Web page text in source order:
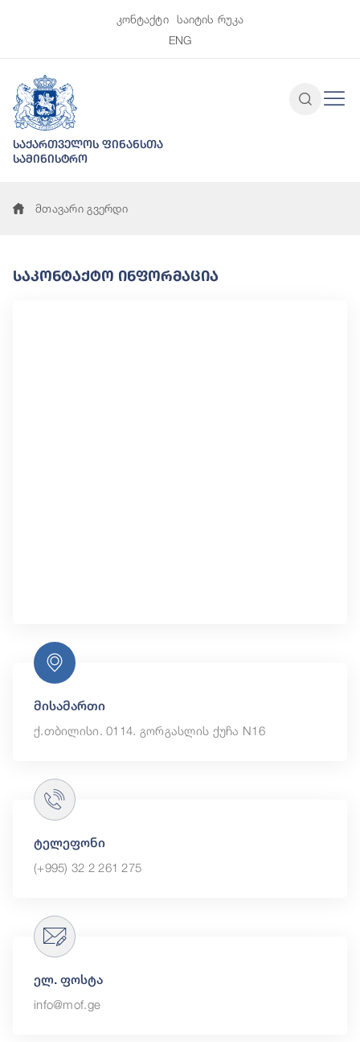
კონტაქტი
საიტის რუკა
ENG
საქართველოს ფინანსთა
სამინისტრო
მთავარი გვერდი
Საკონტაქტო Ინფორმაცია
მისამართი
ქ.თბილისი. 0114. გორგასლის ქუჩა N16
ტელეფონი
(+995) 32 2 261 275
ელ. ფოსტა
info@mof.ge